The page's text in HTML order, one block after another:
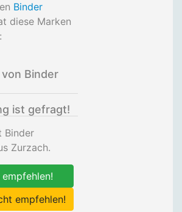
Binder
diese Marken
Binder
ist gefragt!
Binder
Zurzach.
empfehlen!